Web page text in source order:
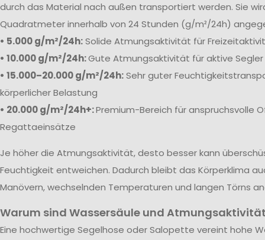
durch das Material nach außen transportiert werden. Sie
Quadratmeter innerhalb von 24 Stunden (g/m²/24h)
• 5.000 g/m²/24h:Solide Atmungsaktivität für
• 10.000 g/m²/24h:Gute Atmungsaktivität für aktive Segler
• 15.000–20.000 g/m²/24h:Sehr guter
körperlicher Belastung
• 20.000 g/m²/24h+:Premium-Bereich für anspruchsvolle
Regattaeinsätze
Je höher die Atmungsaktivität, desto besser kann
Feuchtigkeit entweichen. Dadurch bleibt das Körperklima
Manövern, wechselnden Temperaturen und langen Törns
Warum sind Wassersäule und
Eine hochwertige Segelhose oder Salopette vereint hohe